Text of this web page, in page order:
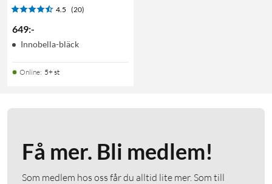
4.5 (20)
649:-
Innobella-bläck
Online: 5+ st
Få mer. Bli medlem!
Som medlem hos oss får du alltid lite mer. Som till